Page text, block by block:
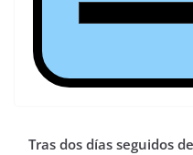
Tras dos días seguidos